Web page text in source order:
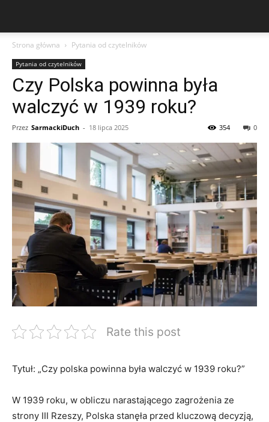
Strona główna Pytania od czytelników
Pytania od czytelników
Czy Polska powinna była
walczyć w 1939 roku?
Przez SarmackiDuch - 18 lipca 2025 0
354
Rate this post
Tytuł: „Czy polska powinna⁣ była walczyć w 1939 roku?”
W‌ 1939 roku, w ​obliczu narastającego zagrożenia ze
strony III​ Rzeszy, Polska stanęła​ przed kluczową decyzją,